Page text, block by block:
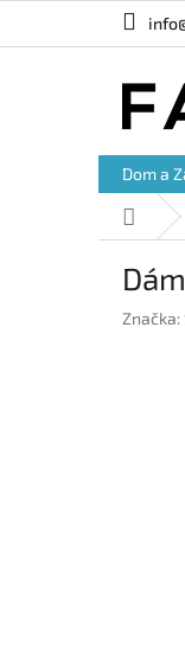
Dom a
Značka: